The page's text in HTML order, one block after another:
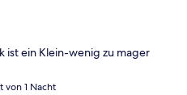
ist ein Klein-wenig zu mager
von 1 Nacht